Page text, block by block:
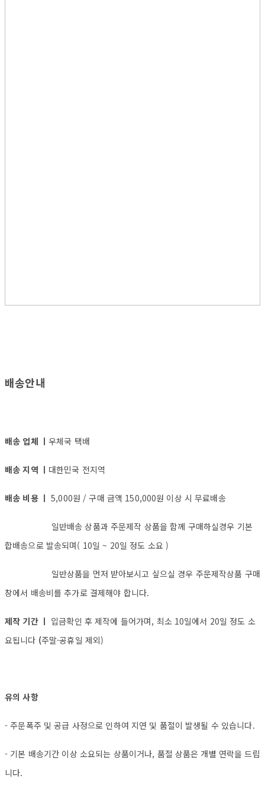
배송안내
배송 업체 ㅣ 우체국 택배
배송 지역 ㅣ 대한민국 전지역
배송 비용 ㅣ5,000원 / 구매 금액 150,000원 이상 시 무료배송
일반배송 상품과 주문제작 상품을 함께 구매하실경우 기본
합배송으로 발송되며( 10일 ~ 20일 정도 소요 )
일반상품을 먼저 받아보시고 싶으실 경우 주문제작상품 구매
창에서 배송비를 추가로 결제해야 합니다.
제작 기간 ㅣ 입금확인 후 제작에 들어가며, 최소 10일에서 20일 정도 소
요됩니다 (주말·공휴일 제외)
유의 사항
- 주문폭주 및 공급 사정으로 인하여 지연 및 품절이 발생될 수 있습니다.
- 기본 배송기간 이상 소요되는 상품이거나, 품절 상품은 개별 연락을 드립
니다.